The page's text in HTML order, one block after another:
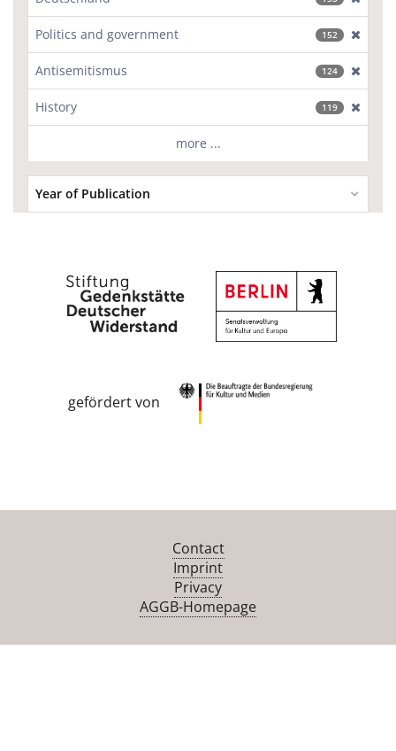
Politics and government 152
Antisemitismus 124
History 119
more ...
Year of Publication
gefördert von
Contact
Imprint
Privacy
AGGB-Homepage